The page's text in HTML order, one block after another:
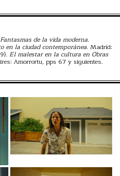
Fantasmas de la vida moderna.
en la ciudad contemporánea. Madrid:
El malestar en la cultura en Obras
Amorrortu, pps 67 y siguientes.